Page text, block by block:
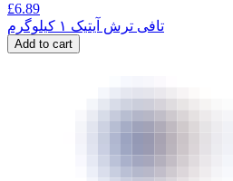
£6.89
تافی ترش آیتیک ۱ کیلوگرم
Add to cart